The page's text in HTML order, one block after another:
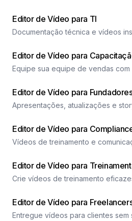
Editor de Vídeo para TI
Documentação técnica e vídeos
Editor de Vídeo para
Equipe sua equipe de vendas
Editor de Vídeo para
Apresentações, atualizações e
Editor de Vídeo para
Vídeos de treinamento e
Editor de Vídeo para
Crie vídeos de treinamento
Editor de Vídeo para
Entregue vídeos para clientes sem